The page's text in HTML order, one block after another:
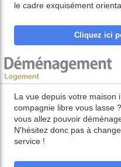
le cadre exquisément
Cliquez ici
La vue depuis votre maison
compagnie libre vous lasse
vous allez pouvoir
N'hésitez donc pas à
service !